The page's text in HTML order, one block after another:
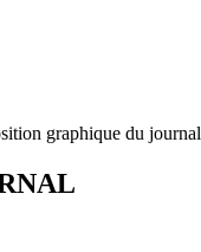
graphique du journal